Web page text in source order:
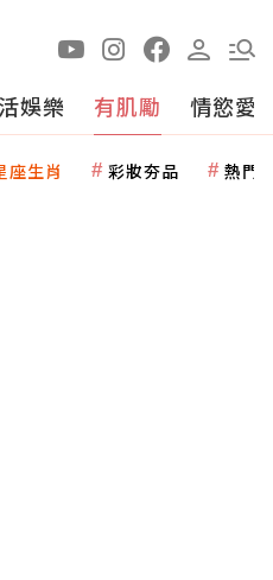
娛樂 有肌勵 情慾愛
座生肖 彩妝夯品 熱門